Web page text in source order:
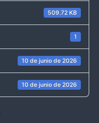
509.72 KB
1
10 de junio de 2026
10 de junio de 2026